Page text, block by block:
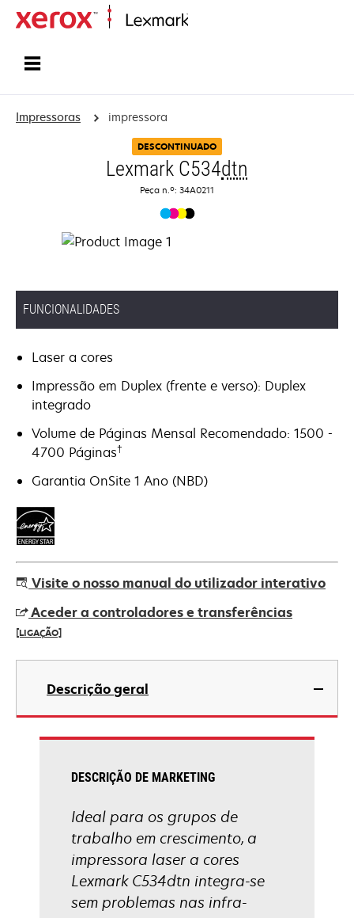
Impressoras impressora
DESCONTINUADO
Lexmark C534dtn
Peça n.º: 34A0211
FUNCIONALIDADES
Laser a cores
Impressão em Duplex (frente e verso): Duplex
integrado
Volume de Páginas Mensal Recomendado: 1500 -
4700 Páginas†
Garantia OnSite 1 Ano (NBD)
Visite o nosso manual do utilizador interativo
Aceder a controladores e transferências
[LIGAÇÃO]
opens
new
Descrição geral
DESCRIÇÃO DE MARKETING
Ideal para os grupos de
trabalho em crescimento, a
impressora laser a cores
Lexmark C534dtn integra-se
sem problemas nas infra-